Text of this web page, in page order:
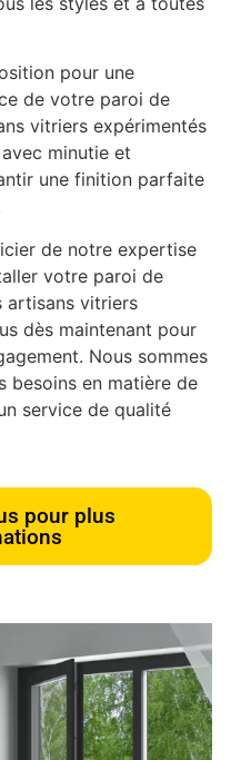
pour une
de votre paroi de
vitriers expérimentés
minutie et
une finition parfaite
de notre expertise
votre paroi de
artisans vitriers
dès maintenant pour
Nous sommes
besoins en matière de
service de qualité
pour plus